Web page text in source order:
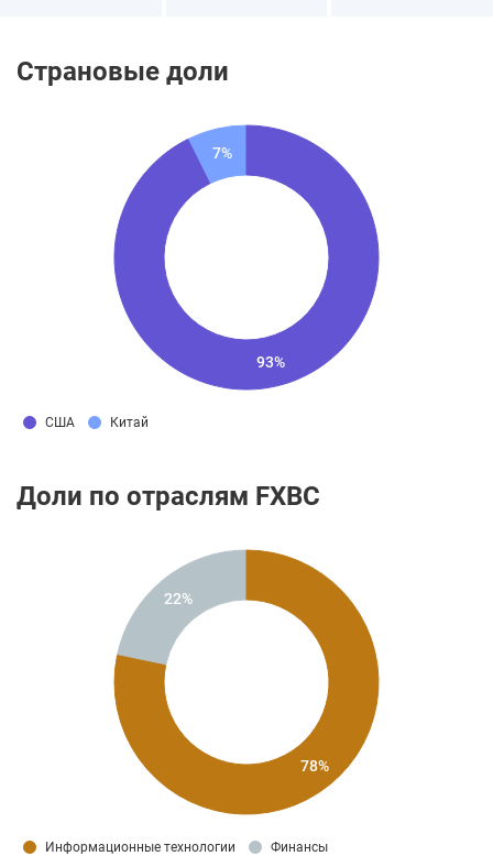
Страновые доли
7%
93%
США Китай
Доли по отраслям FXBC
22%
78%
Информационные технологии Финансы